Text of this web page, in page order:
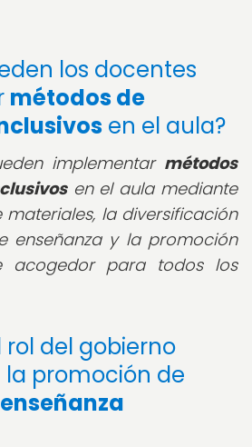
los docentes
métodos de
en el aula?
implementar métodos
en el aula mediante
la diversificación
enseñanza y la promoción
acogedor para todos los
rol del gobierno
promoción de